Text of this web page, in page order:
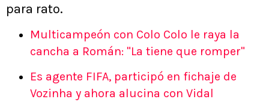
para rato.
Multicampeón con Colo Colo le raya la
cancha a Román: "La tiene que romper"
Es agente FIFA, participó en fichaje de
Vozinha y ahora alucina con Vidal